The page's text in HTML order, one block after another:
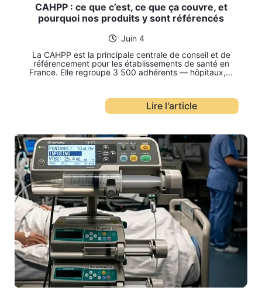
CAHPP : ce que c’est, ce que ça couvre, et
pourquoi nos produits y sont référencés
Juin 4
La CAHPP est la principale centrale de conseil et de
référencement pour les établissements de santé en
France. Elle regroupe 3 500 adhérents — hôpitaux,...
Lire l'article